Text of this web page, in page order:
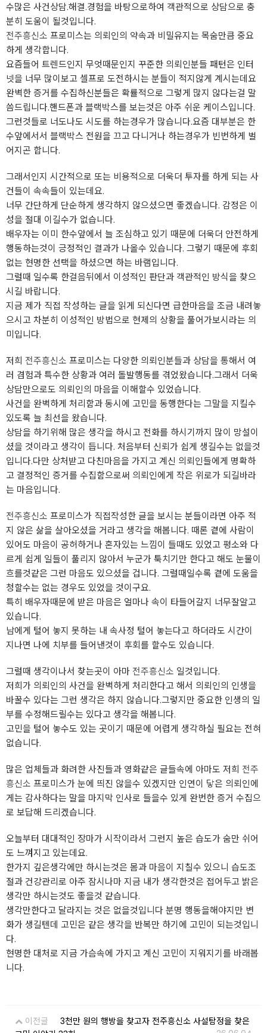
수많은 사건상담.해결.경험을 바탕으로하여 객관적으로 상담으로 충
분히 도움이 될것입니다.
전주흥신소 프로미스는 의뢰인의 약속과 비밀유지는 목숨만큼 중요
하게 생각합니다.
요즘들어 트렌드인지 무엇때문인지 꾸준한 의뢰인분들 패턴은 인터
넷을 너무 많이보고 셀프로 도전하시는 분들이 적지않게 계시는데요
완벽한 증거를 수집하신분들은 확률적으로 그렇게 많지 않다는걸 말
씀드립니다.핸드폰과 블랙박스를 보는것은 아주 쉬운 케이스입니다.
그런것들로 너도나도 시도를 하는경우가 많습니다.요즘 대부분은 한
수앞에서서 블랙박스 전원을 끄고 다니거나 하는경우가 빈번하게 벌
어지곤 합니다.
그래서인지 시간적으로 또는 비용적으로 더욱더 투자를 하게 되는 사
건들이 속속들이 있는데요.
너무 간단하게 단순하게 생각하지 않으셨으면 좋겠습니다. 감정은 이
성을 절대 이길수가 없습니다.
배우자는 이미 한수앞에서 늘 조심하고 있기 때문에 더욱더 안전하게
행동하는것이 긍정적인 결과가 나올수 있습니다. 그렇기 때문에 후회
없는 현명한 선택을 하셨으면 하는 바램입니다.
그럴때 일수록 한걸음뒤에서 이성적인 판단과 객관적인 방식을 찾으
시길 바랍니다.
지금 제가 직접 작성하는 글을 읽게 되신다면 급한마음을 조금 내려놓
으시고 차분히 이성적인 방법으로 현제의 상황을 풀어가보시라는 의
미입니다.
저희 전주흥신소 프로미스는 다양한 의뢰인분들과 상담을 통해서 여
러 겸험과 특수한 상황과 여러 돌발행동를 겪었왔습니다.그래서 더욱
상담만으로도 의뢰인의 마음을 이해할수 있었습니다.
사건을 완벽하게 처리함과 동시에 고민을 동행한다는 그말을 지킬수
있도록 늘 최선을 왔습니다.
상담을 하기위해 많은 생각을 하시고 전화를 하시기까지 많이 망설이
셨을 것이라고 생각이 듭니다. 처음부터 신뢰가 쉽게 생길수는 없을것
입니다.다만 상처받고 다친마음을 가지고 계신 의뢰인들에게 명확하
고 결정적인 증거를 수집함으로써 의뢰인에게 작은 위로가 되길바라
는 마음입니다.
전주흥신소 프로미스가 직접작성한 글을 보시는 분들이라면 아주 적
지 않은 삶을 살아오셨을 거라고 생각을 해봅니다. 때론 곁에 사람이
있어도 마음이 공허하거나 혼자있는 느낌이 들때도 있었고 평소와 다
르게 쉽게 일들이 풀리지 않아서 누군가 툭치기만 한다고 해도 눈물이
흐를것같은 그런 마음도 있으셨을 겁니다. 그럴때일수록 곁에 도움을
청할수는 없는 경우도 있었을 것이구요.
특히 배우자때문에 받은 마음은 얼마나 속이 타들어갈지 너무잘알고
있습니다.
남에게 털어 놓지 못하는 내 속사정 털어 놓는다고 하더라도 시간이
지나면 나에 치부를 들어낸것이 후회를 할수도 있습니다.
그럴때 생각이나서 찾는곳이 아마 전주흥신소 일것입니다.
저희가 의뢰인의 사건을 완벽하게 처리한다고 해서 의뢰인의 인생을
바꿀수 있다는 그런 생각은 하지 않습니다.그렇지만 중요한 인생의 일
부를 수정해드릴수는 있다고 생각을 해봅니다.
고민을 털어 놓수도 있는 곳이기 때문에 어렵게 생각하실 필요는 전혀
없습니다.
많은 업체들과 화려한 사진들과 영화같은 글들속에 아마도 저희 전주
흥신소 프로미스가 눈에 띄진 않을수 있겠지만 인연이 닿은 의뢰인에
게는 감사하다는 말을 마지막 인사로 들을수 있게 완번한 증거 수집으
로 보답해 드리겠습니다.
오늘부터 대대적인 장마가 시작이라서 그런지 높은 습도가 숨만 쉬어
도 느껴지고 있는데요.
한가지 깊은생각에만 하시는것은 몸과 마음이 지칠수 있으니 습도조
절과 건강관리로 아주 잠시나마 지금 내가 생각한것은 접어두고 밝은
생각만 하시는것도 좋을것 같습니다.
생각만한다고 달라지는 것은 없을것입니다 분명 행동을해야지만 변
화가 생길텐데 고민은 같은 생각을 반복만 하기에 고민이 되는것입니
다.
현명한 대처로 지금 가슴속에 가지고 계신 고민이 지워지기를 바래봅
니다.
이전글
3천만 원의 행방을 찾고자 전주흥신소 사설탐정을 찾은